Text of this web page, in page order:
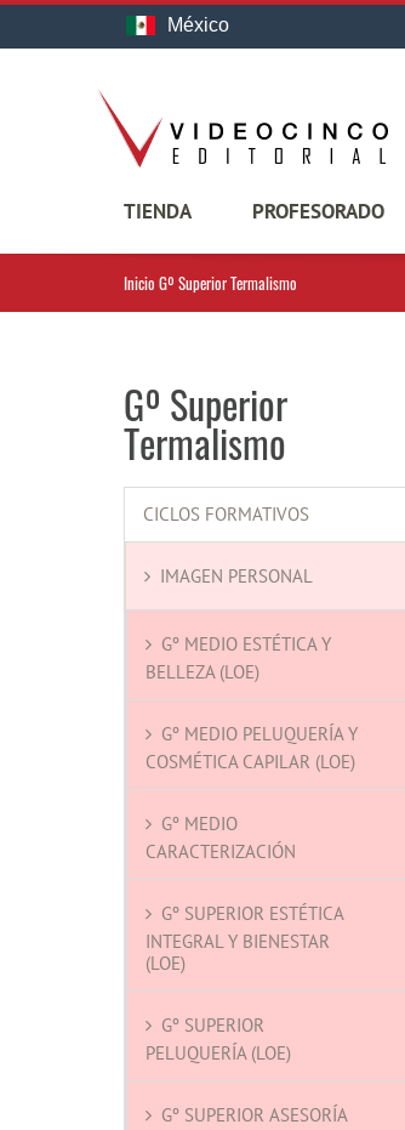
México
TIENDA PROFESORADO
Inicio Gº Superior Termalismo
Gº Superior
Termalismo
CICLOS FORMATIVOS
IMAGEN PERSONAL
Gº MEDIO ESTÉTICA Y
BELLEZA (LOE)
Gº MEDIO PELUQUERÍA Y
COSMÉTICA CAPILAR (LOE)
Gº MEDIO
CARACTERIZACIÓN
Gº SUPERIOR ESTÉTICA
INTEGRAL Y BIENESTAR
(LOE)
Gº SUPERIOR
PELUQUERÍA (LOE)
Gº SUPERIOR ASESORÍA